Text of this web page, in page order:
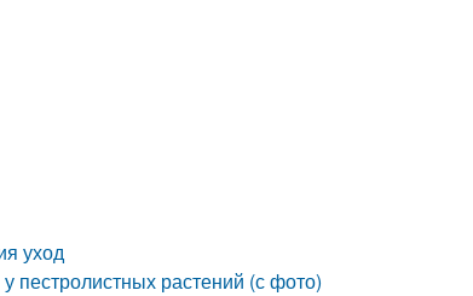
уход
пестролистных растений (с фото)